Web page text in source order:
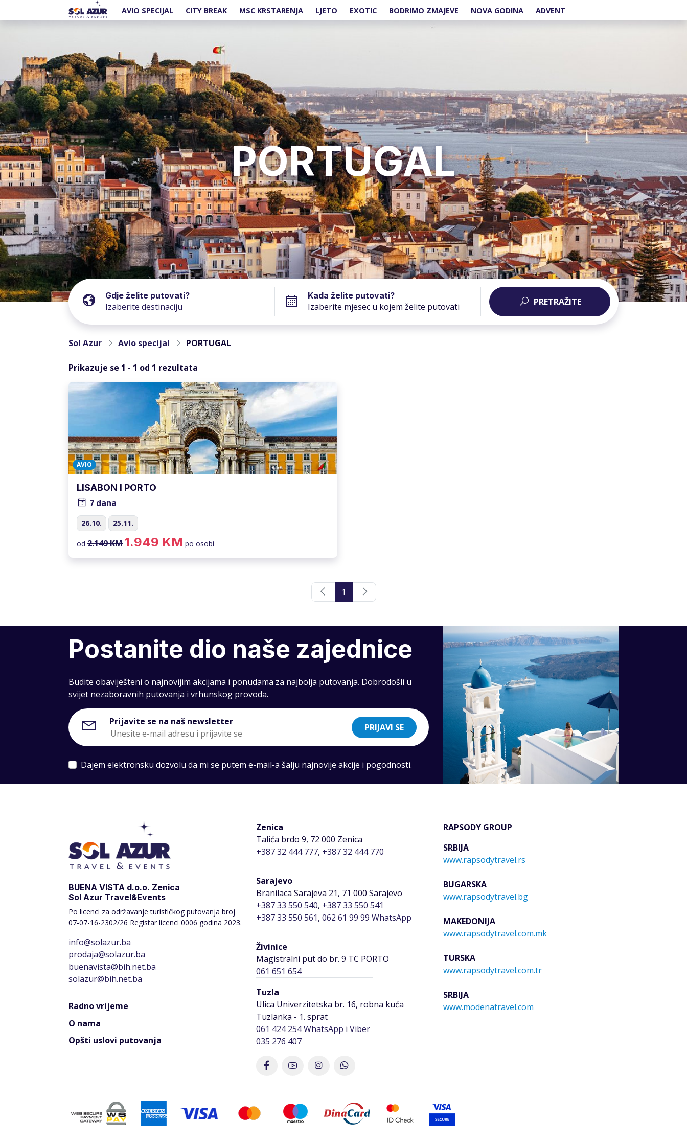
AVIO SPECIJAL CITY BREAK MSC KRSTARENJA LJETO EXOTIC BODRIMO ZMAJEVE NOVA GODINA ADVENT
PORTUGAL
Gdje želite putovati? Kada želite putovati?
Izaberite mjesec u kojem želite putovati PRETRAŽITE
Sol Azur Avio specijal PORTUGAL
Prikazuje se 1 - 1 od 1 rezultata
AVIO
LISABON I PORTO
7 dana
26.10. 25.11.
od 2.149 KM 1.949 KM po osobi
1
Postanite dio naše zajednice
Budite obaviješteni o najnovijim akcijama i ponudama za najbolja putovanja. Dobrodošli u
svijet nezaboravnih putovanja i vrhunskog provoda.
Prijavite se na naš newsletter
PRIJAVI SE
Dajem elektronsku dozvolu da mi se putem e-mail-a šalju najnovije akcije i pogodnosti.
BUENA VISTA d.o.o. Zenica
Sol Azur Travel&Events
Po licenci za održavanje turističkog putovanja broj
07-07-16-2302/26 Registar licenci 0006 godina 2023.
info@solazur.ba
prodaja@solazur.ba
buenavista@bih.net.ba
solazur@bih.net.ba
Radno vrijeme
O nama
Opšti uslovi putovanja
Zenica
Talića brdo 9, 72 000 Zenica
+387 32 444 777, +387 32 444 770
Sarajevo
Branilaca Sarajeva 21, 71 000 Sarajevo
+387 33 550 540, +387 33 550 541
+387 33 550 561, 062 61 99 99 WhatsApp
Živinice
Magistralni put do br. 9 TC PORTO
061 651 654
Tuzla
Ulica Univerzitetska br. 16, robna kuća
Tuzlanka - 1. sprat
061 424 254WhatsApp i Viber
035 276 407
RAPSODY GROUP
SRBIJA
www.rapsodytravel.rs
BUGARSKA
www.rapsodytravel.bg
MAKEDONIJA
www.rapsodytravel.com.mk
TURSKA
www.rapsodytravel.com.tr
SRBIJA
www.modenatravel.com